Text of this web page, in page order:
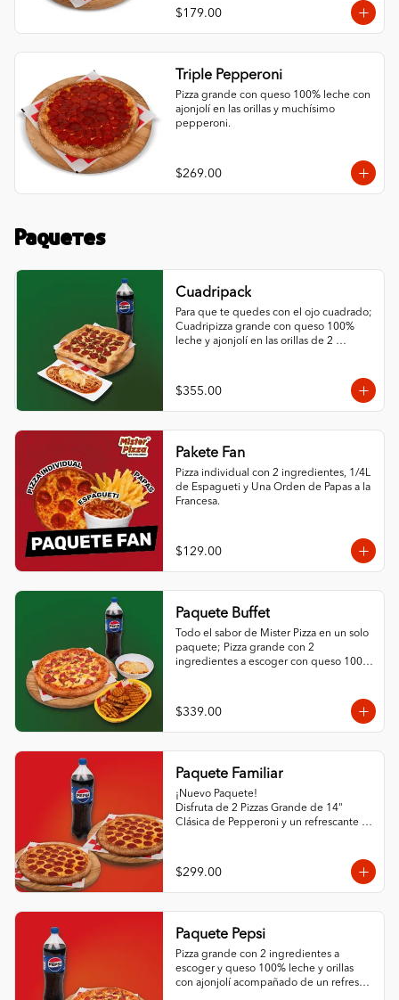
$179.00
Triple Pepperoni
Pizza grande con queso 100% leche con
ajonjolí en las orillas y muchísimo
pepperoni.
$269.00
Paquetes
Cuadripack
Para que te quedes con el ojo cuadrado;
Cuadripizza grande con queso 100%
leche y ajonjolí en las orillas de 2
Pepsi de 1.5 L.
$355.00
Pakete Fan
Pizza individual con 2 ingredientes, 1/4L
de Espagueti y Una Orden de Papas a la
Francesa.
$129.00
Paquete Buffet
Todo el sabor de Mister Pizza en un solo
paquete; Pizza grande con 2
ingredientes a escoger con queso 100%
criss cut horneadas y refresco de la
familia Pepsi de 1.5L.
$339.00
Paquete Familiar
¡Nuevo Paquete!
Disfruta de 2 Pizzas Grande de 14"
Clásica de Pepperoni y un refrescante
$299.00
Paquete Pepsi
Pizza grande con 2 ingredientes a
escoger y queso 100% leche y orillas
con ajonjolí acompañado de un refresco